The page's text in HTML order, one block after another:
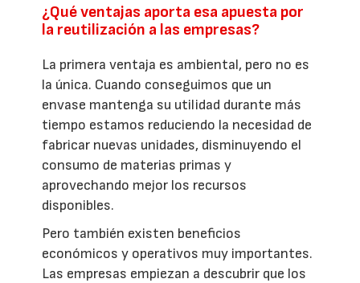
¿Qué ventajas aporta esa apuesta por
la reutilización a las empresas?
La primera ventaja es ambiental, pero no es
la única. Cuando conseguimos que un
envase mantenga su utilidad durante más
tiempo estamos reduciendo la necesidad de
fabricar nuevas unidades, disminuyendo el
consumo de materias primas y
aprovechando mejor los recursos
disponibles.
Pero también existen beneficios
económicos y operativos muy importantes.
Las empresas empiezan a descubrir que los